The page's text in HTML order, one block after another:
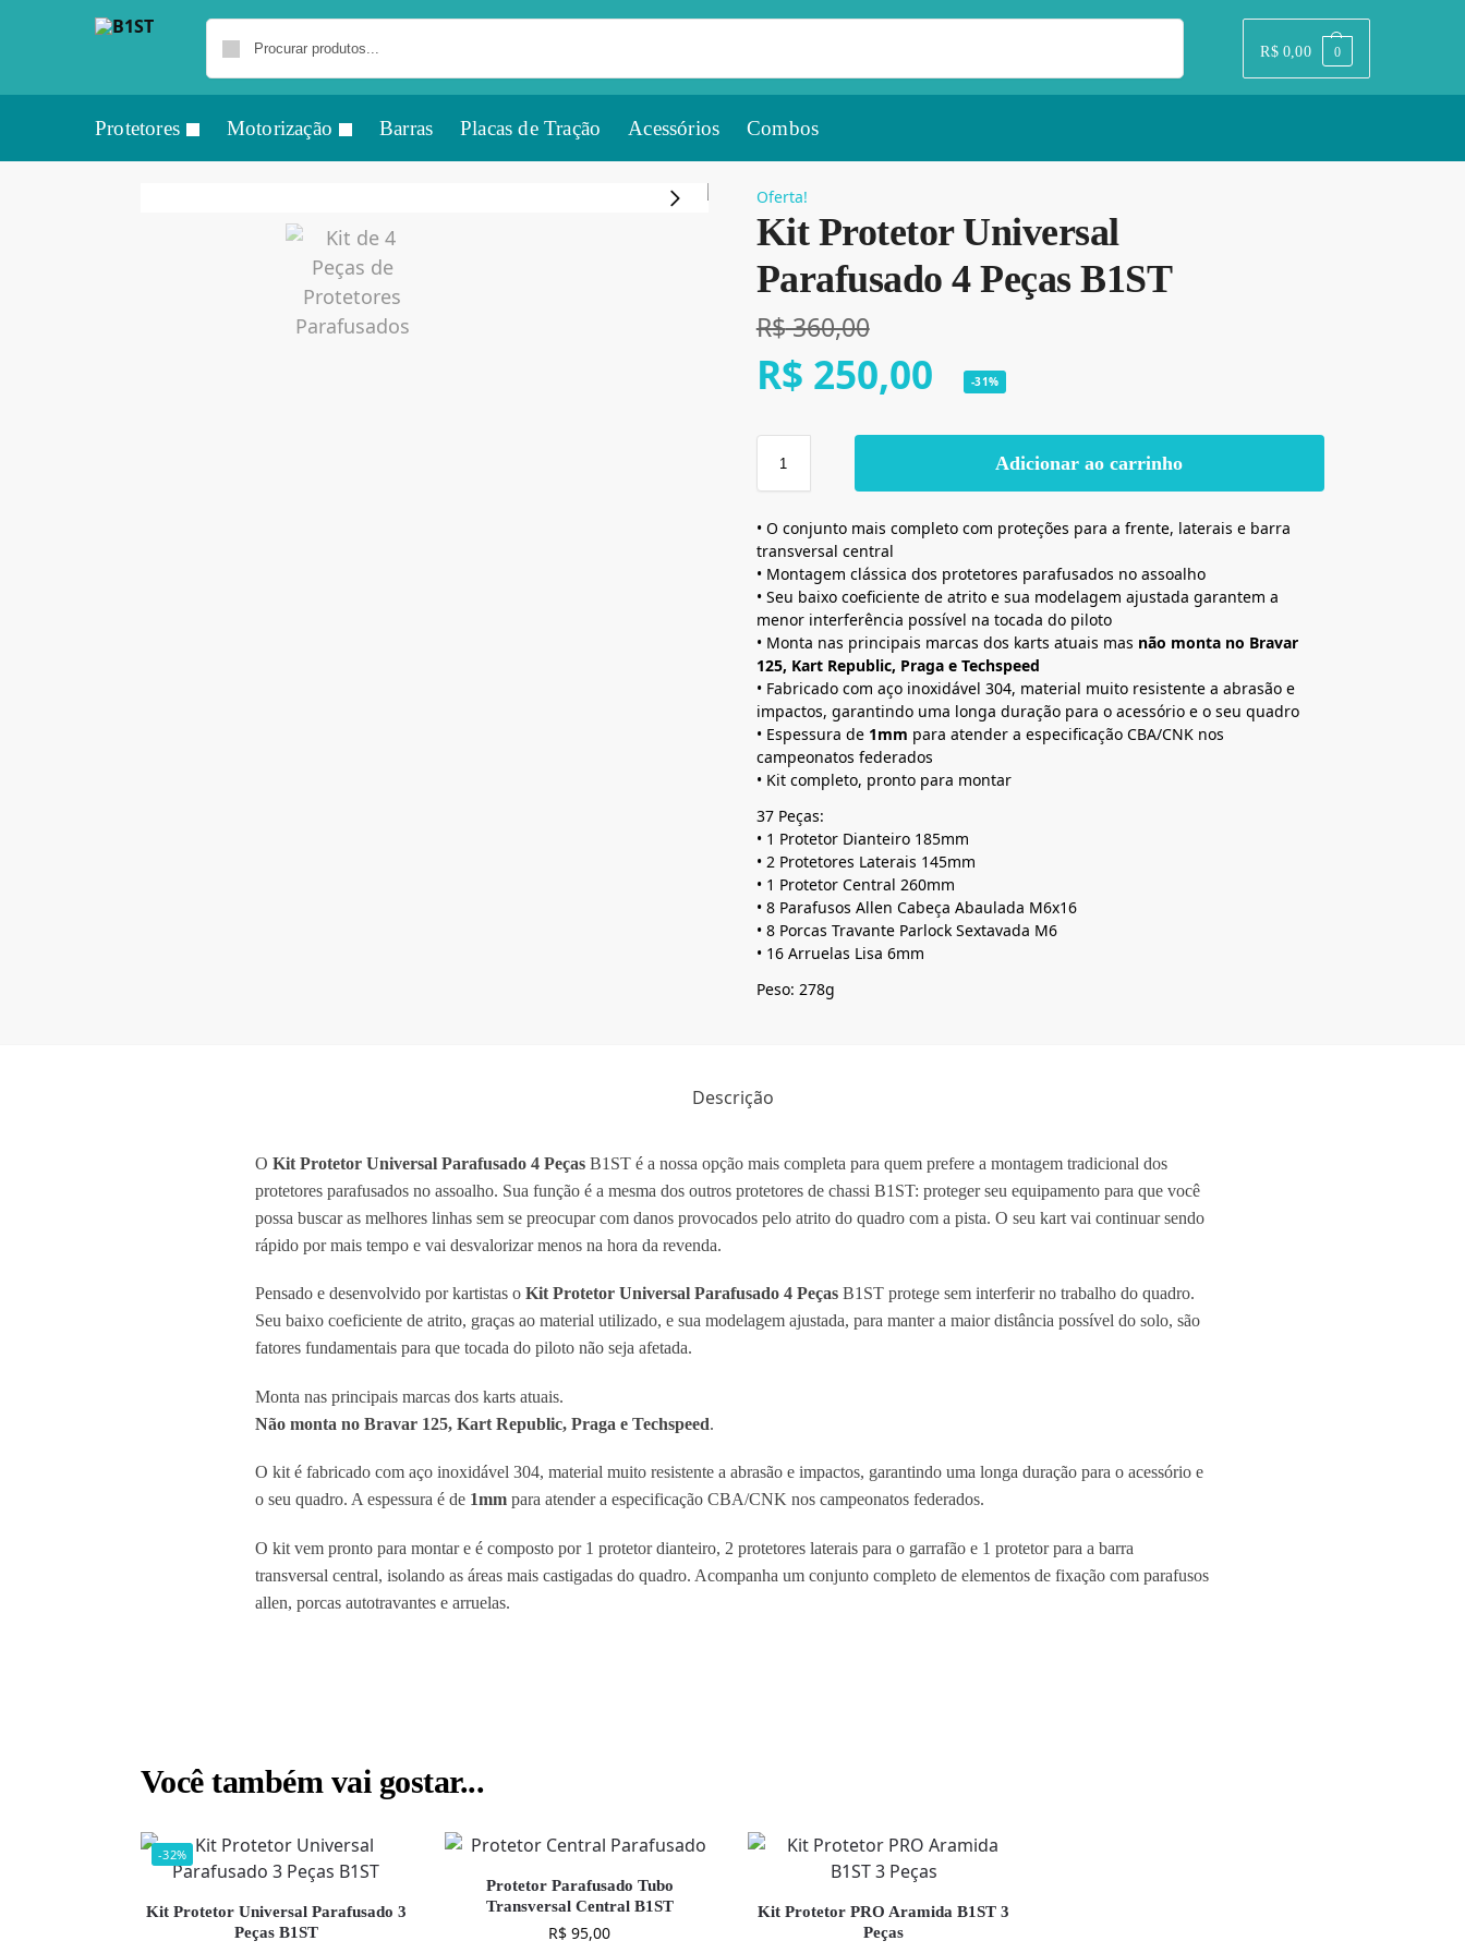
R$0,00 0
Protetores Motorização Barras Placas de Tração Acessórios Combos
Oferta!
Kit Protetor Universal
Parafusado 4 Peças B1ST
R$360,00
R$ 250,00 -31%
Adicionar ao carrinho
• O conjunto mais completo com proteções para a frente, laterais e barra
transversal central
• Montagem clássica dos protetores parafusados no assoalho
• Seu baixo coeficiente de atrito e sua modelagem ajustada garantem a
menor interferência possível na tocada do piloto
• Monta nas principais marcas dos karts atuais mas não monta no Bravar
125, Kart Republic, Praga e Techspeed
• Fabricado com aço inoxidável 304, material muito resistente a abrasão e
impactos, garantindo uma longa duração para o acessório e o seu quadro
• Espessura de 1mm para atender a especificação CBA/CNK nos
campeonatos federados
• Kit completo, pronto para montar
37 Peças:
• 1 Protetor Dianteiro 185mm
• 2 Protetores Laterais 145mm
• 1 Protetor Central 260mm
• 8 Parafusos Allen Cabeça Abaulada M6x16
• 8 Porcas Travante Parlock Sextavada M6
• 16 Arruelas Lisa 6mm
Peso: 278g
Descrição
O Kit Protetor Universal Parafusado 4 PeçasB1ST é a nossa opção mais completa para quem prefere a montagem tradicional dos
protetores parafusados no assoalho. Sua função é a mesma dos outros protetores de chassi B1ST: proteger seu equipamento para que você
possa buscar as melhores linhas sem se preocupar com danos provocados pelo atrito do quadro com a pista. O seu kart vai continuar sendo
rápido por mais tempo e vai desvalorizar menos na hora da revenda.
Pensado e desenvolvido por kartistas o Kit Protetor Universal Parafusado 4 PeçasB1ST protege sem interferir no trabalho do quadro.
Seu baixo coeficiente de atrito, graças ao material utilizado, e sua modelagem ajustada, para manter a maior distância possível do solo, são
fatores fundamentais para que tocada do piloto não seja afetada.
Monta nas principais marcas dos karts atuais.
Não monta no Bravar 125, Kart Republic, Praga e Techspeed.
O kit é fabricado com aço inoxidável 304, material muito resistente a abrasão e impactos, garantindo uma longa duração para o acessório e
o seu quadro. A espessura é de 1mmpara atender a especificação CBA/CNK nos campeonatos federados.
O kit vem pronto para montar e é composto por 1 protetor dianteiro, 2 protetores laterais para o garrafão e 1 protetor para a barra
transversal central, isolando as áreas mais castigadas do quadro. Acompanha um conjunto completo de elementos de fixação com parafusos
allen, porcas autotravantes e arruelas.
Você também vai gostar...
-32%
Kit Protetor Universal Parafusado 3
Peças B1ST
Protetor Parafusado Tubo
Transversal Central B1ST
R$ 95,00
Kit Protetor PRO Aramida B1ST 3
Peças